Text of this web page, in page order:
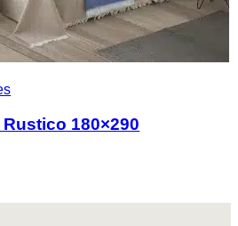
180×290